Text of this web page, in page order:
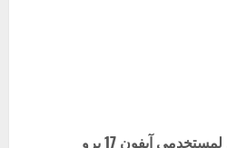
العيوب تتوالى.. تحذير جديد لمستخدمي آيفون 17 برو